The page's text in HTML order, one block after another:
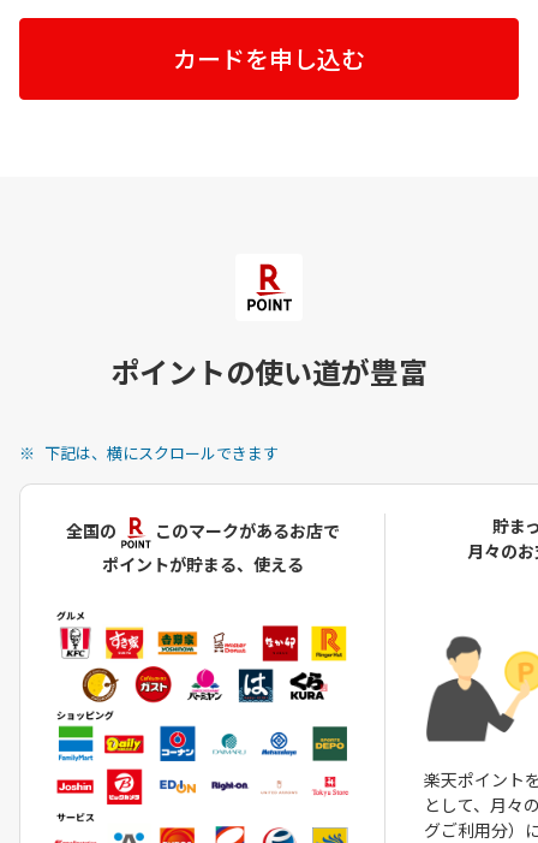
カードを申し込む
ポイントの使い道が豊富
下記は、横にスクロールできます
全国の
このマークがあるお店で
ポイントが貯まる、使える
貯ま
月々の
楽天ポイント
として、月々
グご利用分）